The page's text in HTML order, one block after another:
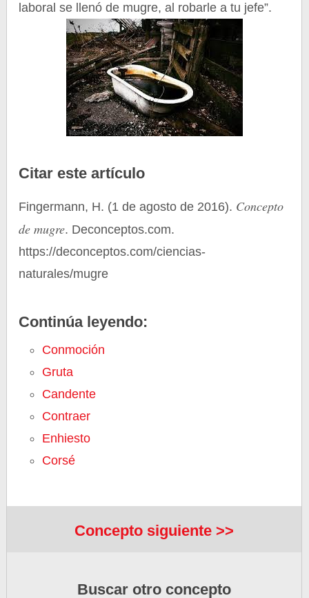
laboral se llenó de mugre, al robarle a tu jefe”.
Citar este artículo
Fingermann, H. (1 de agosto de 2016). Concepto
de mugre. Deconceptos.com.
https://deconceptos.com/ciencias-
naturales/mugre
Continúa leyendo:
Conmoción
Gruta
Candente
Contraer
Enhiesto
Corsé
Concepto siguiente >>
Buscar otro concepto